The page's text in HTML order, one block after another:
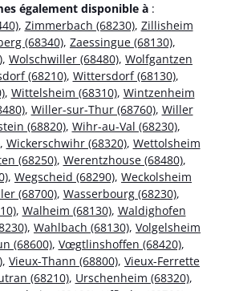
également disponible à :
, Zimmerbach (68230), Zillisheim
(68340), Zaessingue (68130),
, Wolschwiller (68480), Wolfgantzen
(68210), Wittersdorf (68130),
, Wittelsheim (68310), Wintzenheim
, Willer-sur-Thur (68760), Willer
(68820), Wihr-au-Val (68230),
, Wickerschwihr (68320), Wettolsheim
(68250), Werentzhouse (68480),
, Wegscheid (68290), Weckolsheim
(68700), Wasserbourg (68230),
, Walheim (68130), Waldighofen
, Wahlbach (68130), Volgelsheim
(68600), Vœgtlinshoffen (68420),
, Vieux-Thann (68800), Vieux-Ferrette
(68210), Urschenheim (68320),